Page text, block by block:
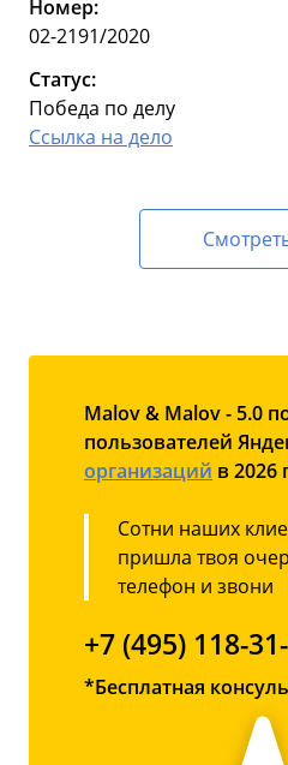
Номер:
02-2191/2020
Статус:
Победа по делу
Ссылка на дело
Malov & Malov - 5.0
пользователей
организаций в 2026
Сотни наших
пришла твоя
телефон и звони
+7 (495) 118-
*Бесплатная